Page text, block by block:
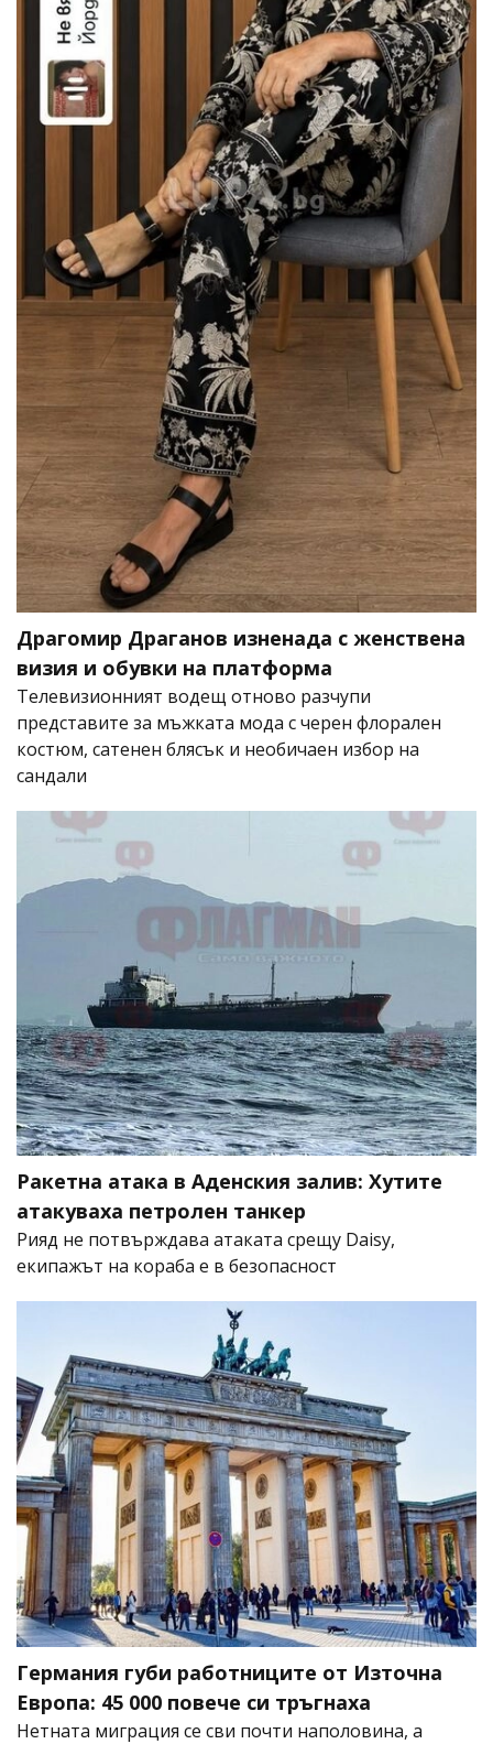
Драгомир Драганов изненада с женствена
визия и обувки на платформа
Телевизионният водещ отново разчупи
представите за мъжката мода с черен флорален
костюм, сатенен блясък и необичаен избор на
сандали
Ракетна атака в Аденския залив: Хутите
атакуваха петролен танкер
Рияд не потвърждава атаката срещу Daisy,
екипажът на кораба е в безопасност
Германия губи работниците от Източна
Европа: 45 000 повече си тръгнаха
Нетната миграция се сви почти наполовина, а